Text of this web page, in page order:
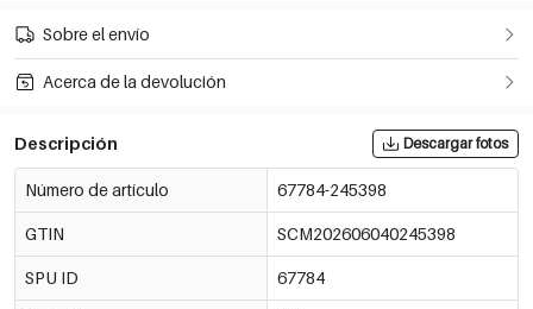
Sobre el envío
Acerca de la devolución
Descripción Descargar fotos
Número de artículo 67784-245398
GTIN SCM202606040245398
SPU ID 67784